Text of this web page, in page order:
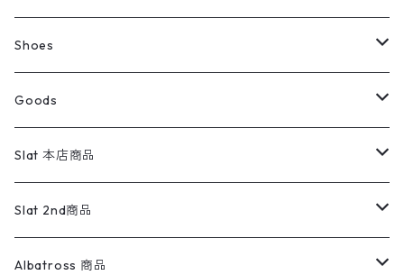
コート
ナイロンジャケット
セーター・カーディガン
スラックス
オーバーオール・つなぎ
トップス
ラグ・ブランケット
ブランド
ラルフローレン
リーバイス
Sweater
Goods
Military
スポーツナイロンジャケット
ワークジャケット
テーラードジャケット
ウールジャケット
ダウンジャケット
柄シャツ
スウェット・パーカ
プリントスウェット
ロゴスウェット
ベスト
セーター・カーディガン
アランセーター
ウールセーター
フリース
イージーパンツ
スラックス
ワークパンツ
コーデュロイパンツ
オーバーオール・つなぎ
Pants
Pants
ブラウス／シャツ／デザイントップス
長袖
半袖
ベスト／キャミソール
スウェット
ニット
ジャケット
Shoes
22cm以下
22.5cm
23cm
23.5cm
Goods
バンダナ
Slat 本店商品
Outer
Tee
Slat 2nd商品
アウター
Albatross 商品